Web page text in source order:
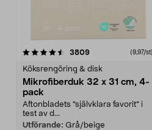
3809recensioner (9,97/st)
Köksrengöring & disk
Mikrofiberduk 32 x 31 cm, 4-
pack
Aftonbladets "självklara favorit” i
test av d...
Utförande: Grå/beige
4.0av 5 stjärnor